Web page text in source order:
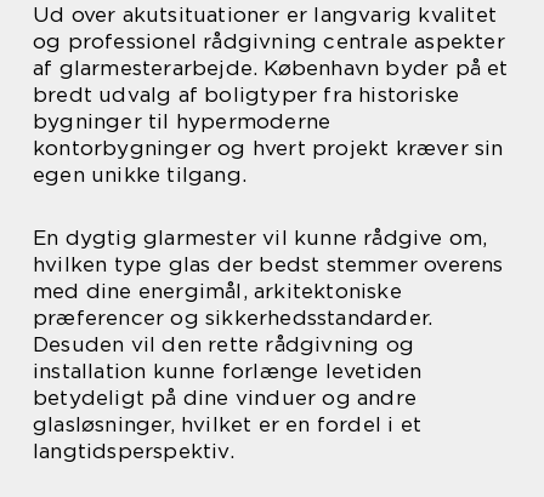
Ud over akutsituationer er langvarig kvalitet
og professionel rådgivning centrale aspekter
af glarmesterarbejde. København byder på et
bredt udvalg af boligtyper fra historiske
bygninger til hypermoderne
kontorbygninger og hvert projekt kræver sin
egen unikke tilgang.
En dygtig glarmester vil kunne rådgive om,
hvilken type glas der bedst stemmer overens
med dine energimål, arkitektoniske
præferencer og sikkerhedsstandarder.
Desuden vil den rette rådgivning og
installation kunne forlænge levetiden
betydeligt på dine vinduer og andre
glasløsninger, hvilket er en fordel i et
langtidsperspektiv.